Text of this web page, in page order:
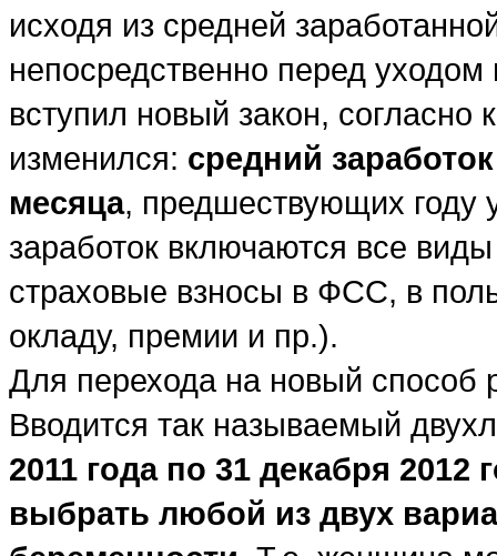
исходя из средней
непосредственно перед уходом
вступил новый закон, согласно
изменился: средний
месяца, предшествующих году
заработок включаются все
страховые взносы в ФСС, в
окладу, премии и пр.).
Для перехода на новый способ
Вводится так называемый
2011 года по 31 декабря
выбрать любой из двух